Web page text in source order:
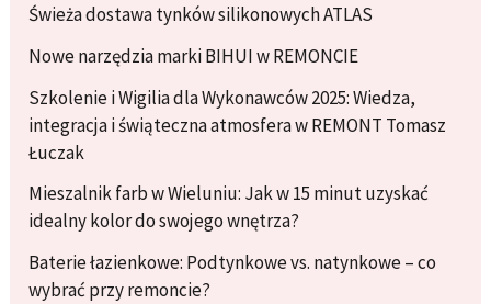
Świeża dostawa tynków silikonowych ATLAS
Nowe narzędzia marki BIHUI w REMONCIE
Szkolenie i Wigilia dla Wykonawców 2025: Wiedza,
integracja i świąteczna atmosfera w REMONT Tomasz
Łuczak
Mieszalnik farb w Wieluniu: Jak w 15 minut uzyskać
idealny kolor do swojego wnętrza?
Baterie łazienkowe: Podtynkowe vs. natynkowe – co
wybrać przy remoncie?